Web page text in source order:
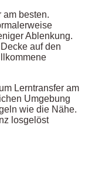
am besten.
Ablenkung.
auf den
Lerntransfer am
Umgebung
wie die Nähe.
losgelöst